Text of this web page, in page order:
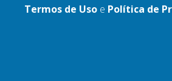
Termos de Uso e Política de